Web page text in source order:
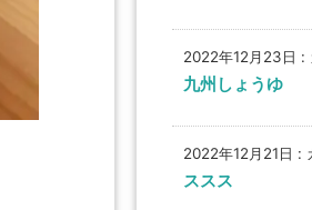
2022年12月23日 :
九州しょうゆ
2022年12月21日 :
ススス